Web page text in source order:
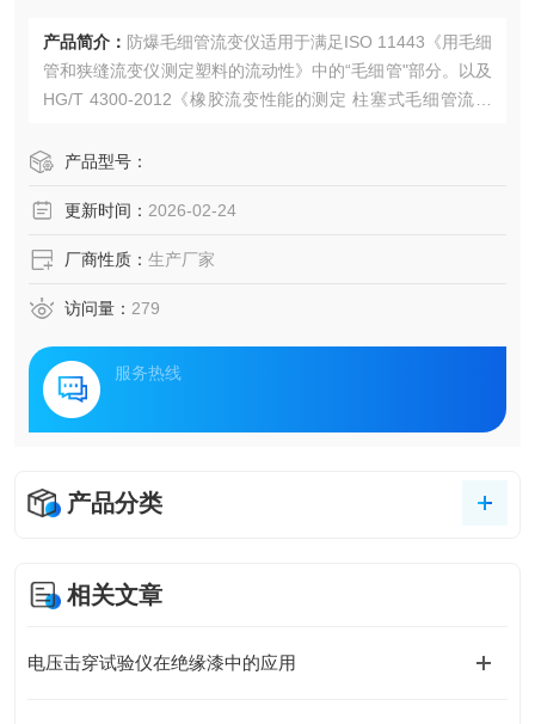
产品简介： 防爆毛细管流变仪适用于满足ISO 11443《用毛细
管和狭缝流变仪测定塑料的流动性》中的“毛细管"部分。以及
HG/T 4300-2012《橡胶流变性能的测定 柱塞式毛细管流变
度条件下，测定剪切应力作用下熔体的流动性，包括热塑性
产品型号：
更新时间： 2026-02-24
厂商性质： 生产厂家
访问量： 279
服务热线
产品分类
相关文章
电压击穿试验仪在绝缘漆中的应用